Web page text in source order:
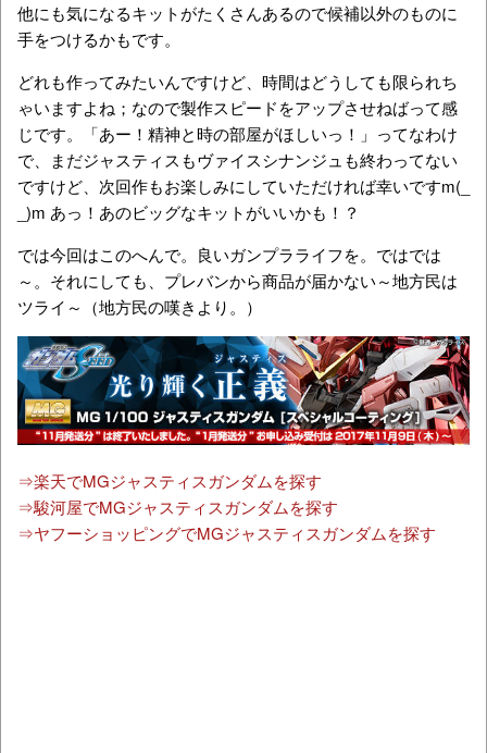
他にも気になるキットがたくさんあるので候補以外のものに
手をつけるかもです。
どれも作ってみたいんですけど、時間はどうしても限られち
ゃいますよね；なので製作スピードをアップさせねばって感
じです。「あー！精神と時の部屋がほしいっ！」ってなわけ
で、まだジャスティスもヴァイスシナンジュも終わってない
ですけど、次回作もお楽しみにしていただければ幸いですm(_
_)m あっ！あのビッグなキットがいいかも！？
では今回はこのへんで。良いガンプラライフを。ではでは
～。それにしても、プレバンから商品が届かない～地方民は
ツライ～（地方民の嘆きより。）
⇒楽天でMGジャスティスガンダムを探す
⇒駿河屋でMGジャスティスガンダムを探す
⇒ヤフーショッピングでMGジャスティスガンダムを探す